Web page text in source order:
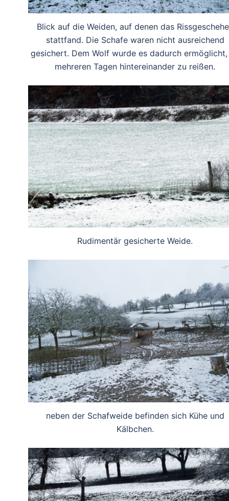
Blick auf die Weiden, auf denen das
stattfand. Die Schafe waren nicht ausreichend
gesichert. Dem Wolf wurde es dadurch ermöglicht,
mehreren Tagen hintereinander zu reißen.
Rudimentär gesicherte Weide.
neben der Schafweide befinden sich Kühe und
Kälbchen.